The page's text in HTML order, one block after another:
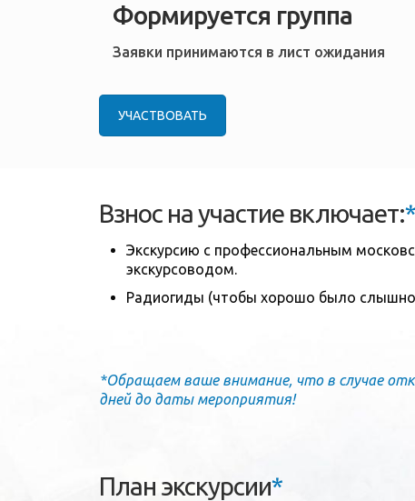
Формируется группа
Заявки принимаются в лист ожидания
УЧАСТВОВАТЬ
Взнос на участие включает:*
Экскурсию с профессиональным
экскурсоводом.
Радиогиды (чтобы хорошо было слышно
*Обращаем ваше внимание, что в случае
дней до даты мероприятия!
План экскурсии*